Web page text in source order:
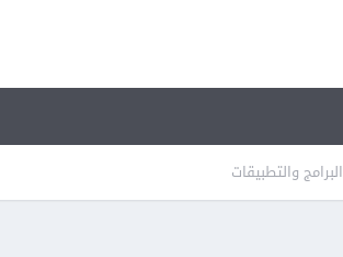
البرامج والتطبيقات